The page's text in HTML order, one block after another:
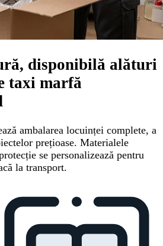
disponibilă alături
taxi marfă
ambalarea locuinței complete, a
prețioase. Materialele
se personalizează pentru
la transport.